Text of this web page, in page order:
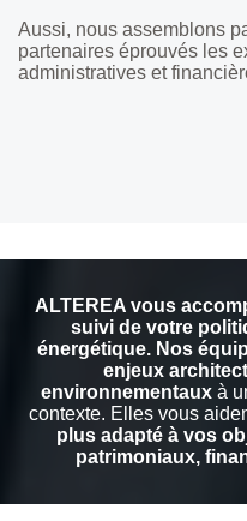
Aussi, nous assemblons
partenaires éprouvés les
administratives et
ALTEREA vous
suivi de votre
énergétique. Nos
enjeux
environnementaux à
contexte. Elles vous
plus adapté à vos
patrimoniaux,